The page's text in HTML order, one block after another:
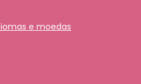
e moedas